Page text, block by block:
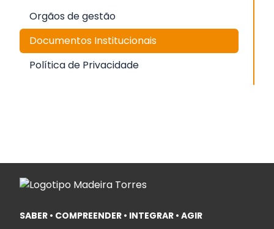
Orgãos de gestão
Documentos Institucionais
Política de Privacidade
SABER • COMPREENDER • INTEGRAR • AGIR